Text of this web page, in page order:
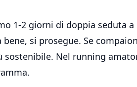
1-2 giorni di doppia seduta a
si prosegue. Se
Nel running